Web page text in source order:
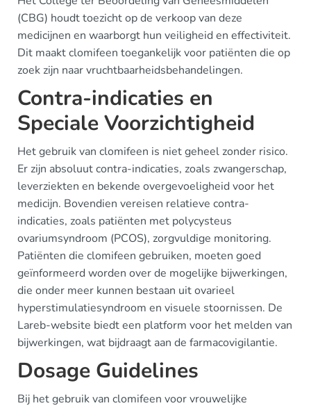
(CBG) houdt toezicht op de verkoop van deze
medicijnen en waarborgt hun veiligheid en effectiviteit.
Dit maakt clomifeen toegankelijk voor patiënten die op
zoek zijn naar vruchtbaarheidsbehandelingen.
Contra-indicaties en
Speciale Voorzichtigheid
Het gebruik van clomifeen is niet geheel zonder risico.
Er zijn absoluut contra-indicaties, zoals zwangerschap,
leverziekten en bekende overgevoeligheid voor het
medicijn. Bovendien vereisen relatieve contra-
indicaties, zoals patiënten met polycysteus
ovariumsyndroom (PCOS), zorgvuldige monitoring.
Patiënten die clomifeen gebruiken, moeten goed
geïnformeerd worden over de mogelijke bijwerkingen,
die onder meer kunnen bestaan uit ovarieel
hyperstimulatiesyndroom en visuele stoornissen. De
Lareb-website biedt een platform voor het melden van
bijwerkingen, wat bijdraagt aan de farmacovigilantie.
Dosage Guidelines
Bij het gebruik van clomifeen voor vrouwelijke